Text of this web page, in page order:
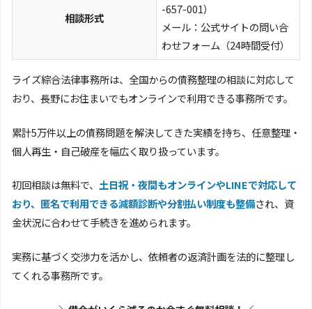
相談形式
-657-001）
メール：公式サイトの問い合
わせフォーム（24時間受付）
ライズ綜合法律事務所は、全国からの債務整理の相談に対応して
おり、長野にお住まいでもオンラインで利用できる事務所です。
累計5万件以上の債務問題を解決してきた実績を持ち、任意整理・
個人再生・自己破産を幅広く取り扱っています。
初回相談は無料で、 土日祝・夜間もオンラインやLINEで対応して
おり、匿名で利用できる減額診断や分割払い制度も整備され、資
金状況に合わせて手続きを進められます。
実務に基づく交渉力を活かし、依頼者の返済計画を法的に整理し
てくれる事務所です。